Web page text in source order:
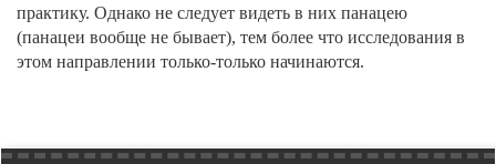
практику. Однако не следует видеть в них панацею
(панацеи вообще не бывает), тем более что исследования в
этом направлении только-только начинаются.